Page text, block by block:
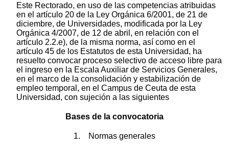
Este Rectorado, en uso de las competencias atribuidas
en el artículo 20 de la Ley Orgánica 6/2001, de 21 de
diciembre, de Universidades, modificada por la Ley
Orgánica 4/2007, de 12 de abril, en relación con el
artículo 2.2.e), de la misma norma, así como en el
artículo 45 de los Estatutos de esta Universidad, ha
resuelto convocar proceso selectivo de acceso libre para
el ingreso en la Escala Auxiliar de Servicios Generales,
en el marco de la consolidación y estabilización de
empleo temporal, en el Campus de Ceuta de esta
Universidad, con sujeción a las siguientes
Bases de la convocatoria
1. Normas generales